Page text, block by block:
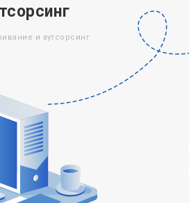
и аутсорсинг